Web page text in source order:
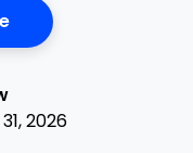
Opens New Window
2026